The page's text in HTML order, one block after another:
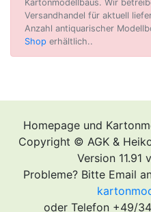
Kartonmodellbaus. Wir
Versandhandel für aktuell
Anzahl antiquarischer
Shop erhältlich..
Homepage und
Copyright © AGK &
Version 11.91
Probleme? Bitte Email
oder Telefon +49/